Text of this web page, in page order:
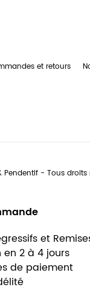
et retours
Pendentif - Tous droits
et
en 2 à 4 jours
de paiement